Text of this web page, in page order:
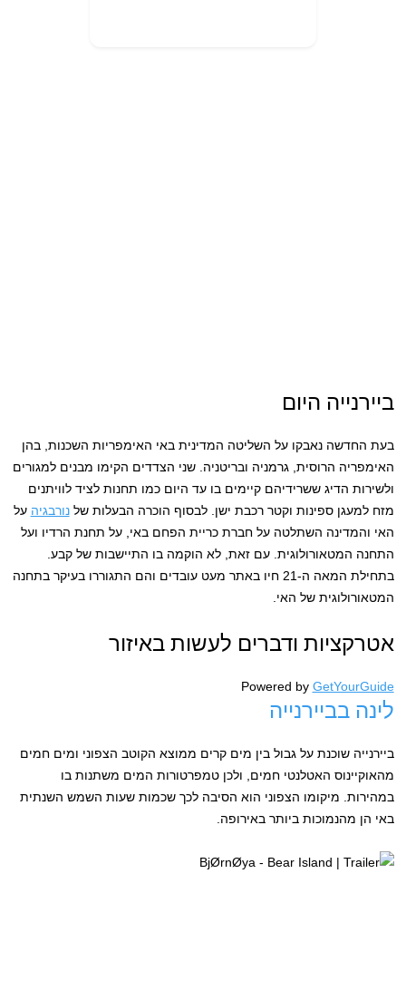
ביירנייה היום
בעת החדשה נאבקו על השליטה המדינית באי האימפריות השכנות, בהן
האימפריה הרוסית, גרמניה ובריטניה. שני הצדדים הקימו מבנים למגורים
ולשירות הדיג ששרידיהם קיימים בו עד היום כמו תחנות לציד לוויתנים
מזח למעגן ספינות וקטר רכבת ישן. לבסוף הוכרה הבעלות שלנורבגיה על
האי והמדינה השתלטה על חברת כריית הפחם באי, על תחנת הרדיו ועל
התחנה המטאורולוגית. עם זאת, לא הוקמה בו התיישבות של קבע.
בתחילת המאה ה-21 חיו באתר מעט עובדים והם התגוררו בעיקר בתחנה
המטאורולוגית של האי.
אטרקציות ודברים לעשות באיזור
Powered by GetYourGuide
לינה בביירנייה
ביירנייה שוכנת על גבול בין מים קרים ממוצא הקוטב הצפוני ומים חמים
מהאוקיינוס האטלנטי חמים, ולכן טמפרטורות המים משתנות בו
במהירות. מיקומו הצפוני הוא הסיבה לכך שכמות שעות השמש השנתית
באי הן מהנמוכות ביותר באירופה.